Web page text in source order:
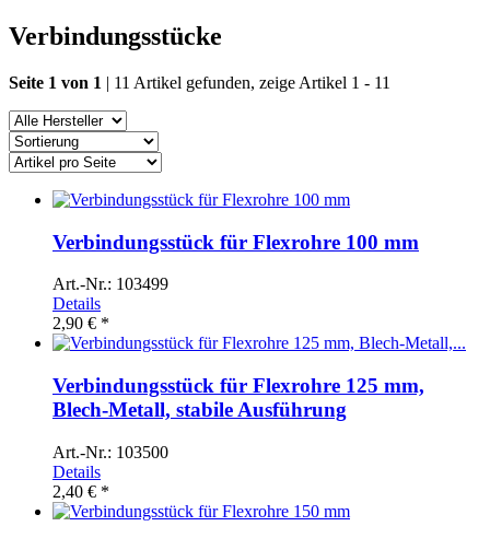
Verbindungsstücke
Seite 1 von 1 | 11 Artikel gefunden, zeige Artikel 1 - 11
Verbindungsstück für Flexrohre 100 mm
Art.-Nr.: 103499
Details
2,90 € *
Verbindungsstück für Flexrohre 125 mm,
Blech-Metall, stabile Ausführung
Art.-Nr.: 103500
Details
2,40 € *